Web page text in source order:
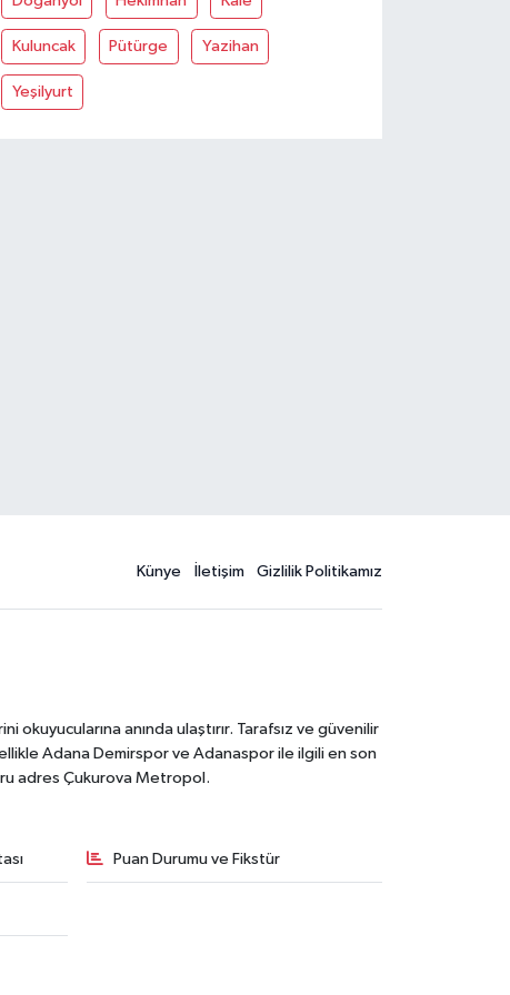
Kuluncak Pütürge Yazihan
Yeşilyurt
Künye İletişim Gizlilik Politikamız
anında ulaştırır. Tarafsız ve güvenilir
Adana Demirspor ve Adanaspor ile ilgili en son
adres Çukurova Metropol.
Puan Durumu ve Fikstür